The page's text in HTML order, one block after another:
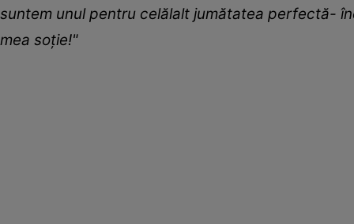
suntem unul pentru celălalt jumătatea perfectă-
mea soție!"